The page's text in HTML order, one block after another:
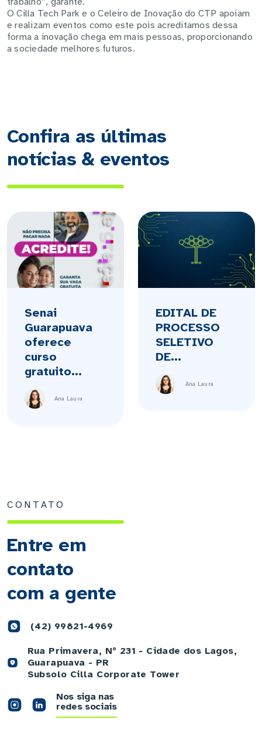
O Cilla Tech Park e o Celeiro de Inovação do CTP apoiam
e realizam eventos como este pois acreditamos dessa
forma a inovação chega em mais pessoas, proporcionando
a sociedade melhores futuros.
Confira as últimas
notícias & eventos
Senai
Guarapuava
oferece
curso
gratuito...
Ana Laura
EDITAL DE
PROCESSO
SELETIVO
DE...
Ana Laura
CONTATO
Entre em
contato
com a gente
(42) 99821-4969
Rua Primavera, Nº 231 - Cidade dos Lagos,
Guarapuava - PR
Subsolo Cilla Corporate Tower
Nos siga nas
redes sociais